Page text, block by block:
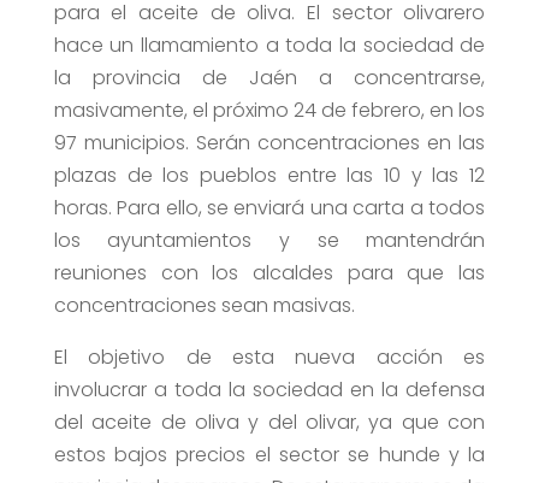
para el aceite de oliva. El sector olivarero
hace un llamamiento a toda la sociedad de
la provincia de Jaén a concentrarse,
masivamente, el próximo 24 de febrero, en los
97 municipios. Serán concentraciones en las
plazas de los pueblos entre las 10 y las 12
horas. Para ello, se enviará una carta a todos
los ayuntamientos y se mantendrán
reuniones con los alcaldes para que las
concentraciones sean masivas.
El objetivo de esta nueva acción es
involucrar a toda la sociedad en la defensa
del aceite de oliva y del olivar, ya que con
estos bajos precios el sector se hunde y la